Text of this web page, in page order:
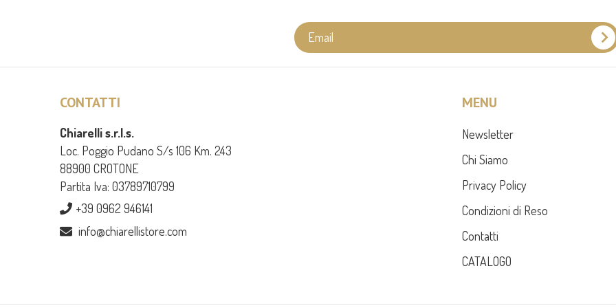
CONTATTI
Chiarelli s.r.l.s.
Loc. Poggio Pudano S/s 106 Km. 243
88900 CROTONE
Partita Iva: 03789710799
+39 0962 946141
info@chiarellistore.com
MENU
Newsletter
Chi Siamo
Privacy Policy
Condizioni di Reso
Contatti
CATALOGO